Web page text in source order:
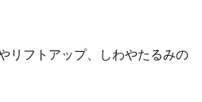
リフトアップ、しわやたるみの